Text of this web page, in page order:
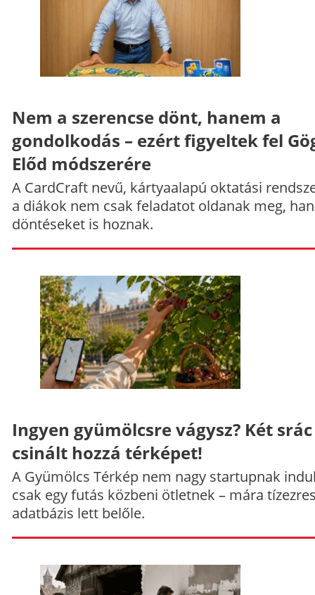
Nem a szerencse dönt, hanem a
gondolkodás – ezért figyeltek fel
Előd módszerére
A CardCraft nevű, kártyaalapú oktatási
a diákok nem csak feladatot oldanak meg,
döntéseket is hoznak.
Ingyen gyümölcsre vágysz? Két srác
csinált hozzá térképet!
A Gyümölcs Térkép nem nagy startupnak
csak egy futás közbeni ötletnek – mára
adatbázis lett belőle.